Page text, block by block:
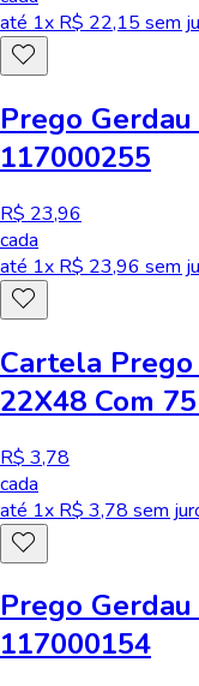
até 1x R$ 22,15 sem
Prego
117000255
R$ 23,96
cada
até 1x R$ 23,96 sem
Cartela Prego
22X48 Com
R$ 3,78
cada
até 1x R$ 3,78 sem
Prego Gerdau
117000154